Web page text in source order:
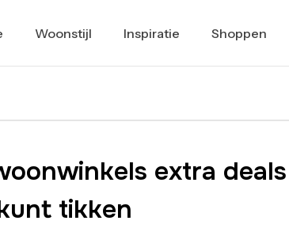
Woonstijl Inspiratie Shoppen
extra deals
tikken